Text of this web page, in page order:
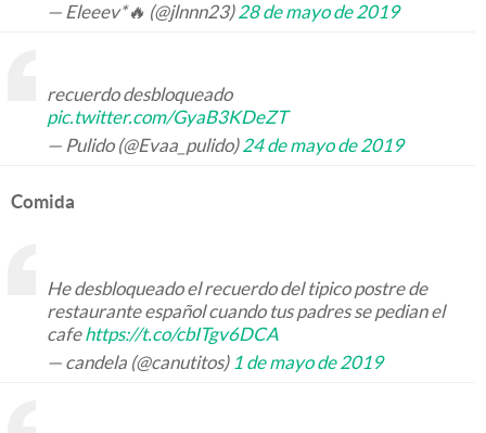
— Eleeev*🔥 (@jlnnn23)28 de mayo de 2019
recuerdo desbloqueado
pic.twitter.com/GyaB3KDeZT
— Pulido (@Evaa_pulido)24 de mayo de 2019
Comida
He desbloqueado el recuerdo del tipico postre de
restaurante español cuando tus padres se pedian el
cafehttps://t.co/cbITgv6DCA
— candela (@canutitos) 1 de mayo de 2019